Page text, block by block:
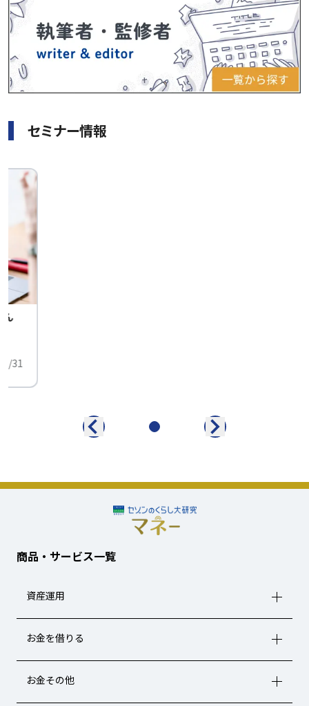
セミナー情報
ん
31
商品・サービス一覧
資産運用
お金を借りる
お金その他